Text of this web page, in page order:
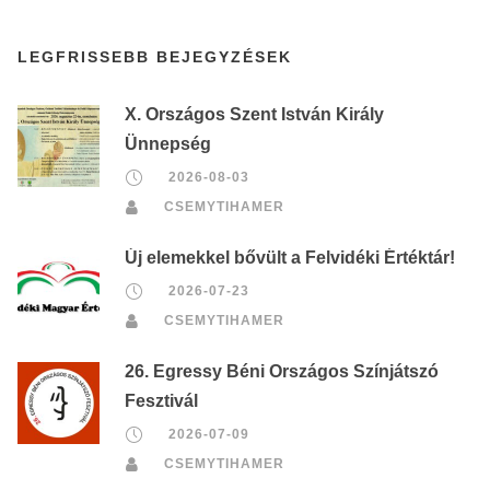
LEGFRISSEBB BEJEGYZÉSEK
X. Országos Szent István Király
Ünnepség
2026-08-03
CSEMYTIHAMER
Új elemekkel bővült a Felvidéki Értéktár!
2026-07-23
CSEMYTIHAMER
26. Egressy Béni Országos Színjátszó
Fesztivál
2026-07-09
CSEMYTIHAMER